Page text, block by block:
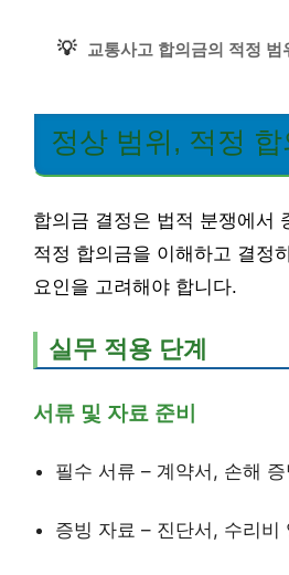
💡 교통사고 합의금의 적정 범
정상 범위, 적정
합의금 결정은 법적 분쟁에서
적정 합의금을 이해하고 결정
요인을 고려해야 합니다.
실무 적용 단계
서류 및 자료 준비
필수 서류 – 계약서, 손해
증빙 자료 – 진단서, 수리비